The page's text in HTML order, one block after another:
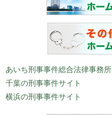
あいち刑事事件総合法律事務所
千葉の刑事事件サイト
横浜の刑事事件サイト